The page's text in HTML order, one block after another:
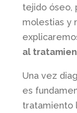
tejido óseo,
molestias y
al
Una vez
es
tratamiento